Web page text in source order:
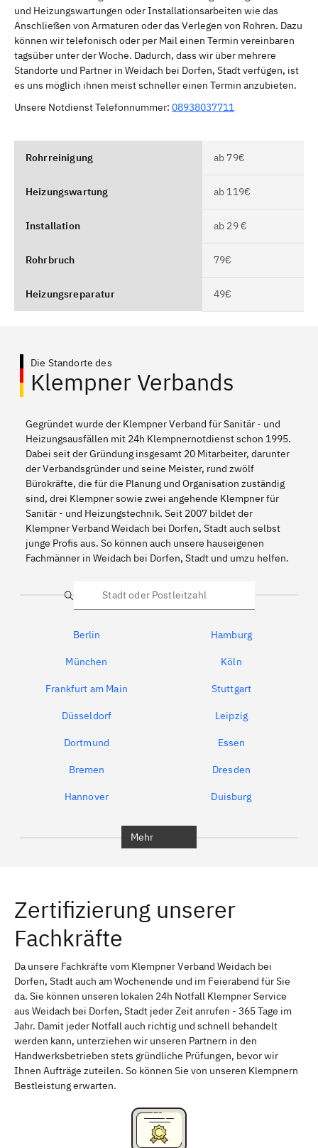
und Heizungswartungen oder Installationsarbeiten wie das
Anschließen von Armaturen oder das Verlegen von Rohren. Dazu
können wir telefonisch oder per Mail einen Termin vereinbaren
tagsüber unter der Woche. Dadurch, dass wir über mehrere
Standorte und Partner in Weidach bei Dorfen, Stadt verfügen, ist
es uns möglich ihnen meist schneller einen Termin anzubieten.
Unsere Notdienst Telefonnummer: 08938037711
Rohrreinigung ab 79€
Heizungswartung ab 119€
Installation ab 29 €
Rohrbruch 79€
Heizungsreparatur 49€
Die Standorte des
Klempner Verbands
Gegründet wurde der Klempner Verband für Sanitär - und
Heizungsausfällen mit 24h Klempnernotdienst schon 1995.
Dabei seit der Gründung insgesamt 20 Mitarbeiter, darunter
der Verbandsgründer und seine Meister, rund zwölf
Bürokräfte, die für die Planung und Organisation zuständig
sind, drei Klempner sowie zwei angehende Klempner für
Sanitär - und Heizungstechnik. Seit 2007 bildet der
Klempner Verband Weidach bei Dorfen, Stadt auch selbst
junge Profis aus. So können auch unsere hauseigenen
Fachmänner in Weidach bei Dorfen, Stadt und umzu helfen.
Suche
Berlin Hamburg
München Köln
Frankfurt am Main Stuttgart
Düsseldorf Leipzig
Dortmund Essen
Bremen Dresden
Hannover Duisburg
Erlangen Bamberg
Bayreuth
Schweinfurt Passau
Freising Rudelsdorf, Mittelfranken
Mehr
Zertifizierung unserer
Fachkräfte
Da unsere Fachkräfte vom Klempner Verband Weidach bei
Dorfen, Stadt auch am Wochenende und im Feierabend für Sie
da. Sie können unseren lokalen 24h Notfall Klempner Service
aus Weidach bei Dorfen, Stadt jeder Zeit anrufen - 365 Tage im
Jahr. Damit jeder Notfall auch richtig und schnell behandelt
werden kann, unterziehen wir unseren Partnern in den
Handwerksbetrieben stets gründliche Prüfungen, bevor wir
Ihnen Aufträge zuteilen. So können Sie von unseren Klempnern
Bestleistung erwarten.